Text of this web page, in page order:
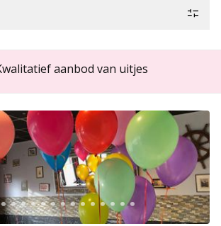
aanbod van uitjes